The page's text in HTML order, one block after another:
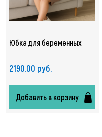
Юбка для беременных
2190.00 руб.
Добавить в корзину